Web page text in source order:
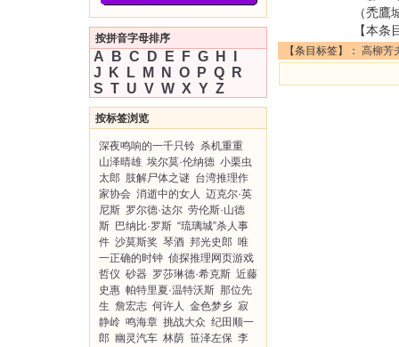
按拼音字母排序
A B C D E F G H
J
K L M N O P Q
R
S T U V W X Y Z
按标签浏览
深夜鸣响的一千只铃 杀机重重
山泽晴雄 埃尔莫·伦纳德 小栗虫
太郎 肢解尸体之谜 台湾推理作
家协会 消逝中的女人 迈克尔·英
尼斯 罗尔德·达尔 劳伦斯·山德
斯 巴纳比·罗斯 “琉璃城”杀人事
件 沙莫斯奖 琴酒 邦光史郎 唯
一正确的时钟 侦探推理网页游戏
哲仪 砂器 罗莎琳德·希克斯 近藤
史惠 帕特里夏·温特沃斯 那位先
生 詹宏志 何许人 金色梦乡 寂
静岭 鸣海章 挑战大众 纪田顺一
郎 幽灵汽车 林荫 笹泽左保 李
（禿鷹
【本条
【条目标签】： 高柳芳